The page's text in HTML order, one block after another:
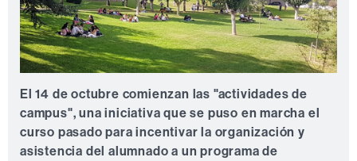
El 14 de octubre comienzan las "actividades de
campus", una iniciativa que se puso en marcha el
curso pasado para incentivar la organización y
asistencia del alumnado a un programa de